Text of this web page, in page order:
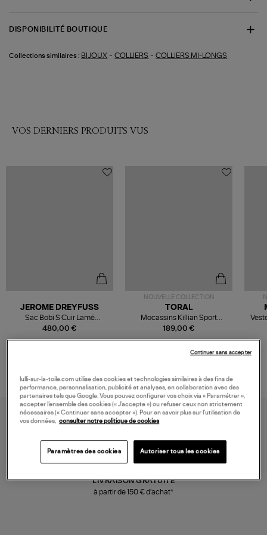
DISPONIBILITÉ BOUTIQUE
Collections similaires : BIJOUX -COLLIERS -COLLIERS MI-LONGS
VOS DERNIERS PRODUITS VUS
480,00 €
JEROME DREYFUSS
Sac Bobi S Cuir Lamé
Champagne
NOUVELLE COLLECTION
189,00 €
TORAL
Mocassins Killian Sport
Mousse
LIVRAISON GRATUITE
à partir de 150 € d'achat*
lulli-sur-la-toile.com utilise des cookies et technologies similaires à des fins de
performance, personnalisation, publicité et analyses, en collaboration avec des
partenaires tels que Google. Vous pouvez configurer vos choix via « Paramétrer »,
accepter l’ensemble des cookies (« J’accepte ») ou refuser ceux non strictement
nécessaires (« Continuer sans accepter »). Pour en savoir plus sur l’utilisation de
vos données,
consulter notre politique de cookies
Paramètres des cookies Autoriser tous les cookies
Continuer sans accepter